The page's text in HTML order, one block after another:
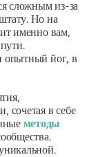
сложным из-за
Но на
именно вам,
опытный йог, в
сочетая в себе
методы